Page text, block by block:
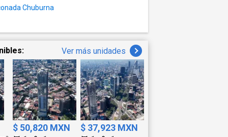
Chuburna
Ver más unidades
$ 50,820 MXN $ 37,923 MXN